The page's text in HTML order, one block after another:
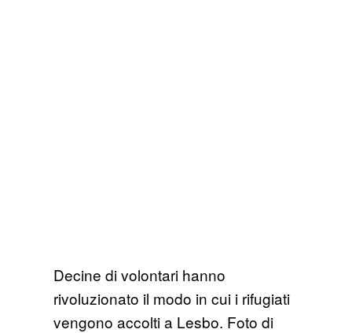
Decine di volontari hanno
rivoluzionato il modo in cui i rifugiati
vengono accolti a Lesbo. Foto di